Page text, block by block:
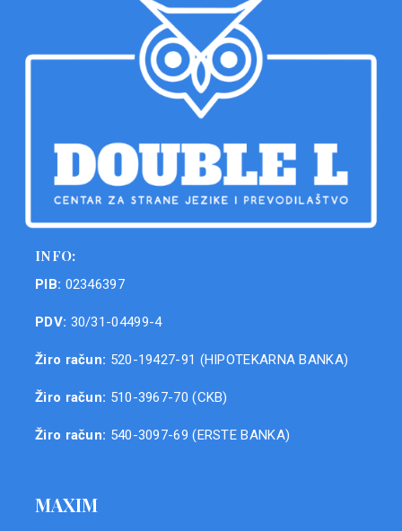
INFO:
PIB: 02346397
PDV: 30/31-04499-4
Žiro račun: 520-19427-91 (HIPOTEKARNA BANKA)
Žiro račun: 510-3967-70 (CKB)
Žiro račun: 540-3097-69 (ERSTE BANKA)
MAXIM